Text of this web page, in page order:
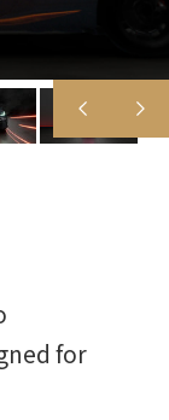
for